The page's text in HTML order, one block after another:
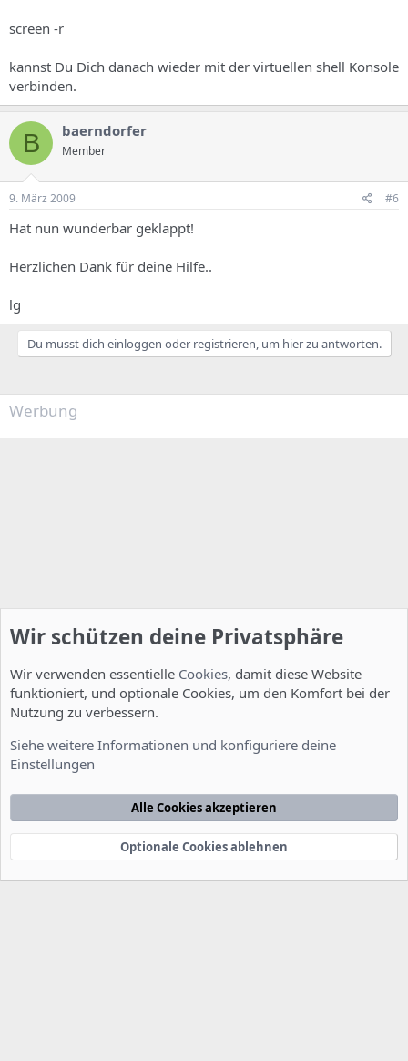
screen -r
kannst Du Dich danach wieder mit der virtuellen shell Konsole
verbinden.
B baerndorfer
Member
9. März 2009 #6
Hat nun wunderbar geklappt!
Herzlichen Dank für deine Hilfe..
lg
Du musst dich einloggen oder registrieren, um hier zu antworten.
Werbung
Nutzungsbedingungen Datenschutzerklärung
Startseite
e
Community platform by XenForo® © 2010-2022 XenForo Ltd.
xenDach©2010-2014
Wir schützen deine Privatsphäre
Wir verwenden essentielle Cookies, damit diese Website
funktioniert, und optionale Cookies, um den Komfort bei der
Nutzung zu verbessern.
Siehe weitere Informationen und konfiguriere deine
Einstellungen
Alle Cookies akzeptieren
Optionale Cookies ablehnen